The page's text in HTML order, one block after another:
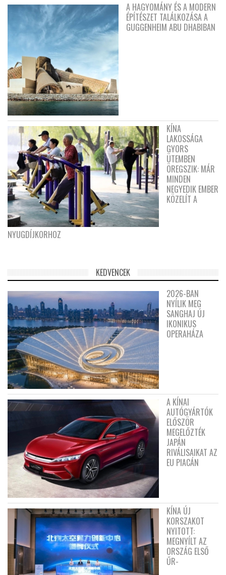
A HAGYOMÁNY ÉS A MODERN
ÉPÍTÉSZET TALÁLKOZÁSA A
GUGGENHEIM ABU DHABIBAN
KÍNA
LAKOSSÁGA
GYORS
ÜTEMBEN
ÖREGSZIK: MÁR
MINDEN
NEGYEDIK EMBER
KÖZELÍT A
NYUGDÍJKORHOZ
KEDVENCEK
2026-BAN
NYÍLIK MEG
SANGHAJ ÚJ
IKONIKUS
OPERAHÁZA
A KÍNAI
AUTÓGYÁRTÓK
ELŐSZÖR
MEGELŐZTÉK
JAPÁN
RIVÁLISAIKAT AZ
EU PIACÁN
KÍNA ÚJ
KORSZAKOT
NYITOTT:
MEGNYÍLT AZ
ORSZÁG ELSŐ
ŰR-